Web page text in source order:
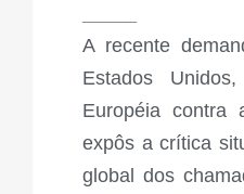
A recente
Estados
Européia contra
expôs a crítica
global dos